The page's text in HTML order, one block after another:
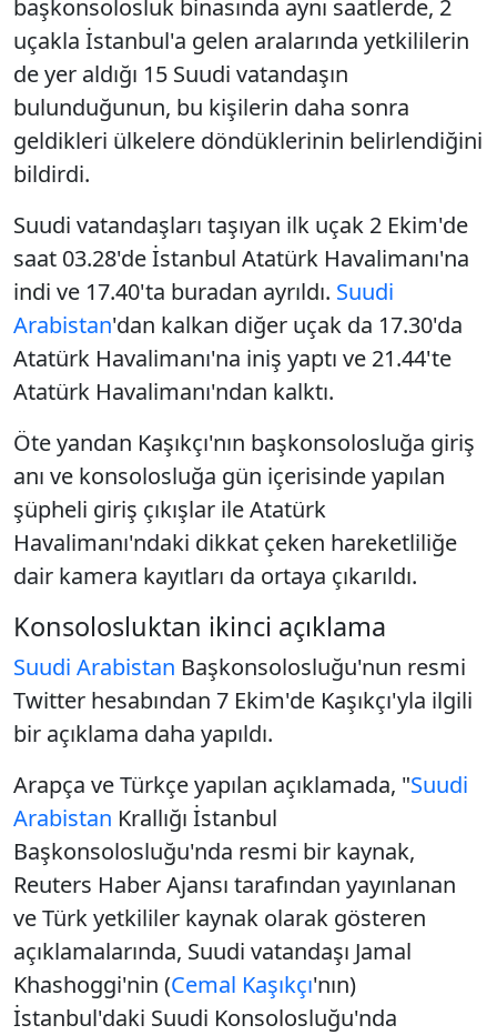
başkonsolosluk binasında aynı saatlerde, 2
uçakla İstanbul'a gelen aralarında yetkililerin
de yer aldığı 15 Suudi vatandaşın
bulunduğunun, bu kişilerin daha sonra
geldikleri ülkelere döndüklerinin belirlendiğini
bildirdi.
Suudi vatandaşları taşıyan ilk uçak 2 Ekim'de
saat 03.28'de İstanbul Atatürk Havalimanı'na
indi ve 17.40'ta buradan ayrıldı. Suudi
Arabistan'dan kalkan diğer uçak da 17.30'da
Atatürk Havalimanı'na iniş yaptı ve 21.44'te
Atatürk Havalimanı'ndan kalktı.
Öte yandan Kaşıkçı'nın başkonsolosluğa giriş
anı ve konsolosluğa gün içerisinde yapılan
şüpheli giriş çıkışlar ile Atatürk
Havalimanı'ndaki dikkat çeken hareketliliğe
dair kamera kayıtları da ortaya çıkarıldı.
Konsolosluktan ikinci açıklama
Suudi Arabistan Başkonsolosluğu'nun resmi
Twitter hesabından 7 Ekim'de Kaşıkçı'yla ilgili
bir açıklama daha yapıldı.
Arapça ve Türkçe yapılan açıklamada, "Suudi
Arabistan Krallığı İstanbul
Başkonsolosluğu'nda resmi bir kaynak,
Reuters Haber Ajansı tarafından yayınlanan
ve Türk yetkililer kaynak olarak gösteren
açıklamalarında, Suudi vatandaşı Jamal
Khashoggi'nin (Cemal Kaşıkçı'nın)
İstanbul'daki Suudi Konsolosluğu'nda